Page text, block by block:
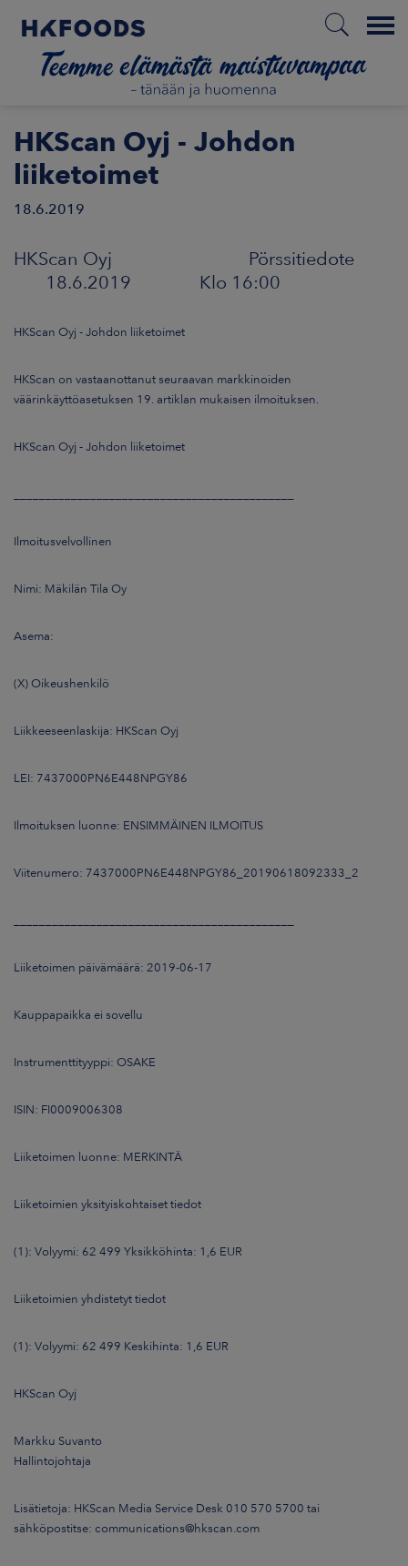
Menu
ETUSIVU
MEISTÄ
HKScan Oyj - Johdon
liiketoimet
18.6.2019
HKScan Oyj Pörssitiedote
18.6.2019 Klo 16:00
HKScan Oyj - Johdon liiketoimet
HKScan on vastaanottanut seuraavan markkinoiden
väärinkäyttöasetuksen 19. artiklan mukaisen ilmoituksen.
HKScan Oyj - Johdon liiketoimet
Ilmoitusvelvollinen
Nimi: Mäkilän Tila Oy
Asema:
(X) Oikeushenkilö
Liikkeeseenlaskija: HKScan Oyj
LEI: 7437000PN6E448NPGY86
Ilmoituksen luonne: ENSIMMÄINEN ILMOITUS
Viitenumero: 7437000PN6E448NPGY86_20190618092333_2
Liiketoimen päivämäärä: 2019-06-17
Kauppapaikka ei sovellu
Instrumenttityyppi: OSAKE
ISIN: FI0009006308
Liiketoimen luonne: MERKINTÄ
Liiketoimien yksityiskohtaiset tiedot
(1): Volyymi: 62 499 Yksikköhinta: 1,6 EUR
Liiketoimien yhdistetyt tiedot
(1): Volyymi: 62 499 Keskihinta: 1,6 EUR
HKScan Oyj
Markku Suvanto
Hallintojohtaja
Lisätietoja: HKScan Media Service Desk 010 570 5700 tai
sähköpostitse: communications@hkscan.com